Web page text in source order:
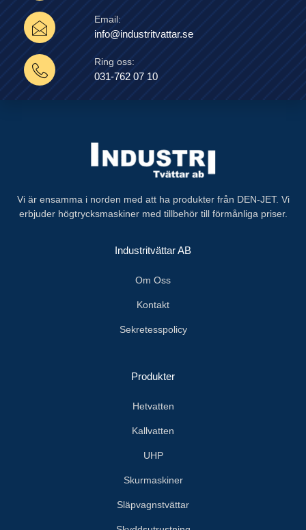
Email:
info@industritvattar.se
Ring oss:
031-762 07 10
Vi är ensamma i norden med att ha produkter från DEN-JET. Vi
erbjuder högtrycksmaskiner med tillbehör till förmånliga priser.
Industritvättar AB
Om Oss
Kontakt
Sekretesspolicy
Produkter
Hetvatten
Kallvatten
UHP
Skurmaskiner
Släpvagnstvättar